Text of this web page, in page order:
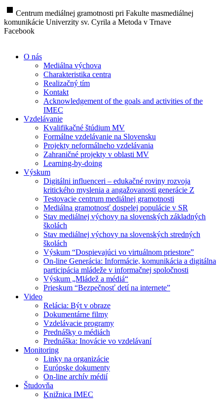
stop Centrum mediálnej gramotnosti pri Fakulte masmediálnej
komunikácie Univerzity sv. Cyrila a Metoda v Trnave
Facebook
O nás
Mediálna výchova
Charakteristika centra
Realizačný tím
Kontakt
Acknowledgement of the goals and activities of the
IMEC
Vzdelávanie
Kvalifikačné štúdium MV
Formálne vzdelávanie na Slovensku
Projekty neformálneho vzdelávania
Zahraničné projekty v oblasti MV
Learning-by-doing
Výskum
Digitálni influenceri – edukačné roviny rozvoja
kritického myslenia a angažovanosti generácie Z
Testovacie centrum mediálnej gramotnosti
Mediálna gramotnosť dospelej populácie v SR
Stav mediálnej výchovy na slovenských základných
školách
Stav mediálnej výchovy na slovenských stredných
školách
Výskum “Dospievajúci vo virtuálnom priestore”
On-line Generácia: Informácie, komunikácia a digitálna
participácia mládeže v informačnej spoločnosti
Výskum „Mládež a médiá“
Prieskum “Bezpečnosť detí na internete”
Video
Relácia: Být v obraze
Dokumentárne filmy
Vzdelávacie programy
Prednášky o médiách
Prednáška: Inovácie vo vzdelávaní
Monitoring
Linky na organizácie
Európske dokumenty
On-line archív médií
Študovňa
Knižnica IMEC